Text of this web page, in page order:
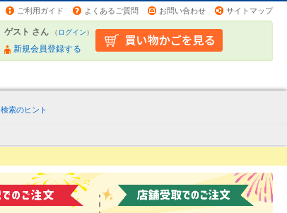
ご利用ガイド よくあるご質問 お問い合わせ サイトマップ
ゲスト さん （ログイン）
新規会員登録する
検索のヒント